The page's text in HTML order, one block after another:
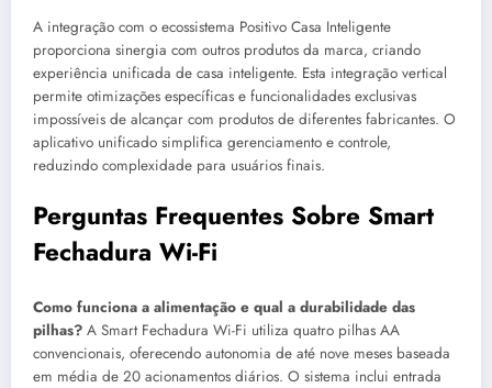
A integração com o ecossistema Positivo Casa Inteligente
proporciona sinergia com outros produtos da marca, criando
experiência unificada de casa inteligente. Esta integração vertical
permite otimizações específicas e funcionalidades exclusivas
impossíveis de alcançar com produtos de diferentes fabricantes. O
aplicativo unificado simplifica gerenciamento e controle,
reduzindo complexidade para usuários finais.
Perguntas Frequentes Sobre Smart
Fechadura Wi-Fi
Como funciona a alimentação e qual a durabilidade das
pilhas? A Smart Fechadura Wi-Fi utiliza quatro pilhas AA
convencionais, oferecendo autonomia de até nove meses baseada
em média de 20 acionamentos diários. O sistema inclui entrada